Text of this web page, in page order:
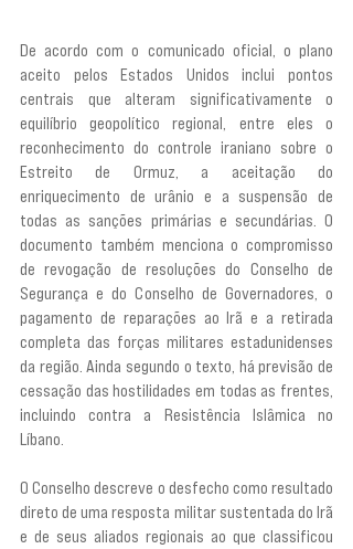
De acordo com o comunicado oficial, o plano
aceito pelos Estados Unidos inclui pontos
centrais que alteram significativamente o
equilíbrio geopolítico regional, entre eles o
reconhecimento do controle iraniano sobre o
Estreito de Ormuz, a aceitação do
enriquecimento de urânio e a suspensão de
todas as sanções primárias e secundárias. O
documento também menciona o compromisso
de revogação de resoluções do Conselho de
Segurança e do Conselho de Governadores, o
pagamento de reparações ao Irã e a retirada
completa das forças militares estadunidenses
da região. Ainda segundo o texto, há previsão de
cessação das hostilidades em todas as frentes,
incluindo contra a Resistência Islâmica no
Líbano.
O Conselho descreve o desfecho como resultado
direto de uma resposta militar sustentada do Irã
e de seus aliados regionais ao que classificou